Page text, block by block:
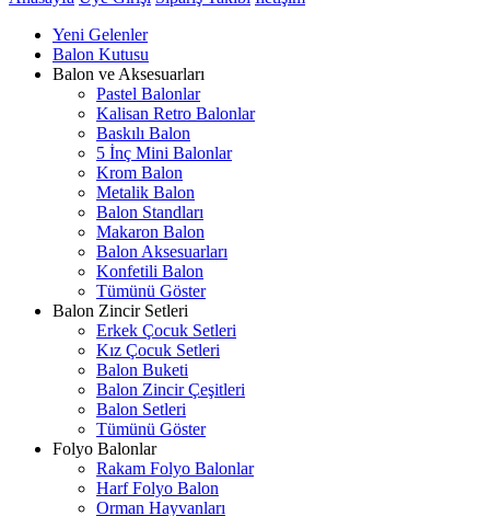
Yeni Gelenler
Balon Kutusu
Balon ve Aksesuarları
Pastel Balonlar
Kalisan Retro Balonlar
Baskılı Balon
5 İnç Mini Balonlar
Krom Balon
Metalik Balon
Balon Standları
Makaron Balon
Balon Aksesuarları
Konfetili Balon
Tümünü Göster
Balon Zincir Setleri
Erkek Çocuk Setleri
Kız Çocuk Setleri
Balon Buketi
Balon Zincir Çeşitleri
Balon Setleri
Tümünü Göster
Folyo Balonlar
Rakam Folyo Balonlar
Harf Folyo Balon
Orman Hayvanları